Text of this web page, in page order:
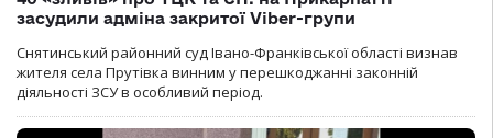
засудили адміна закритої Viber-групи
Снятинський районний суд Івано-Франківської області визнав
жителя села Прутівка винним у перешкоджанні законній
діяльності ЗСУ в особливий період.